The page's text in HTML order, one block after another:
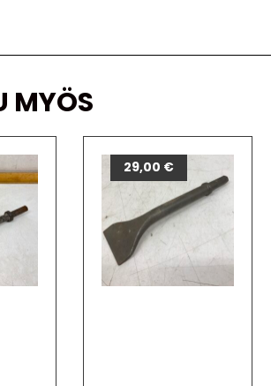
MYÖS
29,00 €